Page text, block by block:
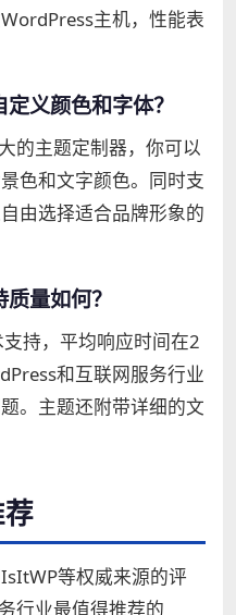
主机，性能表
义颜色和字体？
的主题定制器，你可以
色和文字颜色。同时支
由选择适合品牌形象的
量如何？
持，平均响应时间在2
和互联网服务行业
。主题还附带详细的文
等权威来源的评
行业最值得推荐的